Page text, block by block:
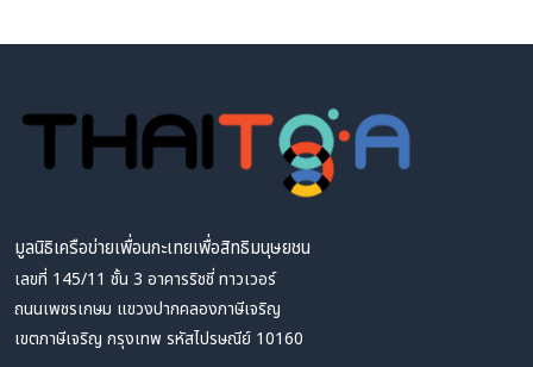
มูลนิธิเครือข่ายเพื่อนกะเทยเพื่อสิทธิมนุษยชน
เลขที่ 145/11 ชั้น 3 อาคารริชชี่ ทาวเวอร์
ถนนเพชรเกษม แขวงปากคลองภาษีเจริญ
เขตภาษีเจริญ กรุงเทพ รหัสไปรษณีย์ 10160